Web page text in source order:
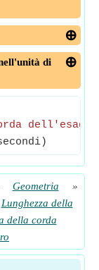
di
Geometria
»
Lunghezza della
della corda